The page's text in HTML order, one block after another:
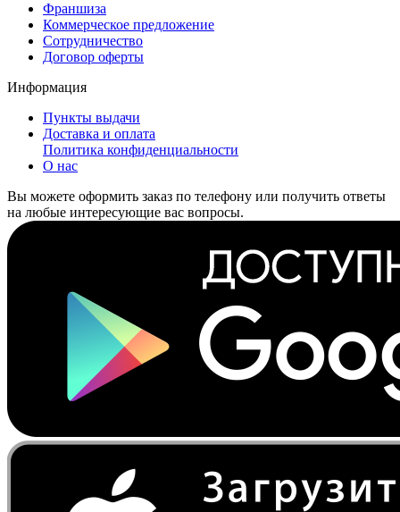
Франшиза
Коммерческое предложение
Сотрудничество
Договор оферты
Информация
Пункты выдачи
Доставка и оплата
Политика конфиденциальности
О нас
Вы можете оформить заказ по телефону или получить ответы
на любые интересующие вас вопросы.